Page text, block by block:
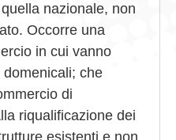
nazionale, non
Occorre una
in cui vanno
che
di
riqualificazione dei
esistenti e non